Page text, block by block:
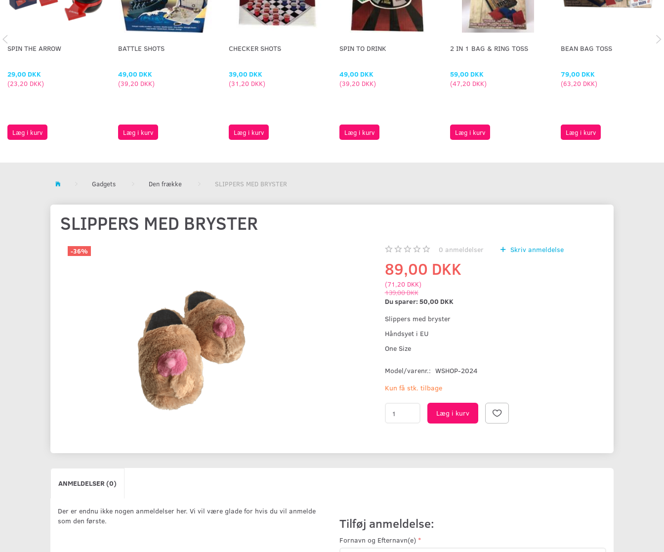
SPIN THE ARROW
29,00 DKK
(23,20 DKK)
Læg i kurv
BATTLE SHOTS
49,00 DKK
(39,20 DKK)
Læg i kurv
CHECKER SHOTS
39,00 DKK
(31,20 DKK)
Læg i kurv
SPIN TO DRINK
49,00 DKK
(39,20 DKK)
Læg i kurv
2 IN 1 BAG & RING TOSS
59,00 DKK
(47,20 DKK)
Læg i kurv
BEAN BAG TOSS
79,00 DKK
(63,20 DKK)
Læg i kurv
Gadgets Den frække SLIPPERS MED BRYSTER
SLIPPERS MED BRYSTER
-36% 0 anmeldelser Skriv anmeldelse
89,00 DKK
(71,20 DKK)
139,00 DKK
Du sparer: 50,00 DKK
Slippers med bryster
Håndsyet i EU
One Size
Model/varenr.: WSHOP-2024
Kun få stk. tilbage
Læg i kurv
ANMELDELSER (0)
Der er endnu ikke nogen anmeldelser her. Vi vil være glade for hvis du vil anmelde
som den første.
Tilføj anmeldelse:
Fornavn og Efternavn(e)